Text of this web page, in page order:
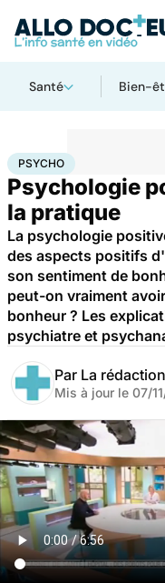
Santé Bien-
AccueilBien-être
PSYCHO
Psychologie
la pratique
La psychologie
des aspects positifs
son sentiment de
peut-on vraiment
bonheur ? Les
psychiatre et
Par La
Mis à jour le 07/